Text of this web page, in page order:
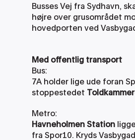
Busses Vej fra Sydhavn,
højre over grusområdet
hovedporten ved
Med offentlig transport
Bus:
7A holder lige ude foran
stoppestedet
Metro:
Havneholmen Station
fra Spor10. Kryds